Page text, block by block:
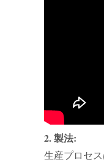
2. 製法:
生産プロセ